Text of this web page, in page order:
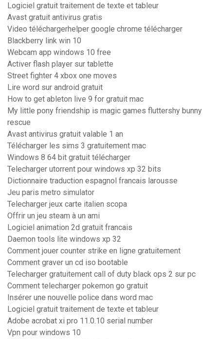
Logiciel gratuit traitement de texte et tableur
Avast gratuit antivirus gratis
Video téléchargerhelper google chrome télécharger
Blackberry link win 10
Webcam app windows 10 free
Activer flash player sur tablette
Street fighter 4 xbox one moves
Lire word sur android gratuit
How to get ableton live 9 for gratuit mac
My little pony friendship is magic games fluttershy bunny
rescue
Avast antivirus gratuit valable 1 an
Télécharger les sims 3 gratuitement mac
Windows 8 64 bit gratuit télécharger
Telecharger utorrent pour windows xp 32 bits
Dictionnaire traduction espagnol francais larousse
Jeu paris metro simulator
Telecharger jeux carte italien scopa
Offrir un jeu steam à un ami
Logiciel animation 2d gratuit francais
Daemon tools lite windows xp 32
Comment jouer counter strike en ligne gratuitement
Comment graver un cd iso bootable
Telecharger gratuitement call of duty black ops 2 sur pc
Comment telecharger pokemon go gratuit
Insérer une nouvelle police dans word mac
Logiciel gratuit traitement de texte et tableur
Adobe acrobat xi pro 11.0.10 serial number
Vpn pour windows 10